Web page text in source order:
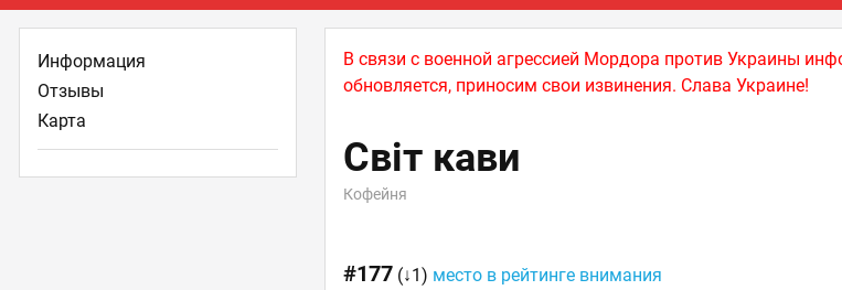
В связи с военной агрессией Мордора против Украины
обновляется, приносим свои извинения. Слава Украине!
Світ кави
Кофейня
#177 (↓1) место в рейтинге внимания
Информация
Отзывы
Карта